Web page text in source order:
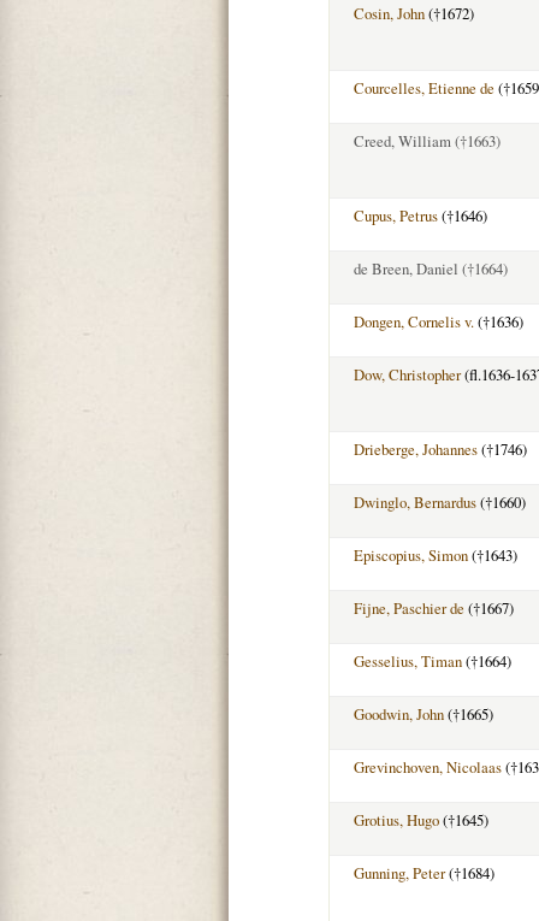
Cosin, John(†1672)
Courcelles, Etienne de
Creed, William(†1663)
Cupus, Petrus(†1646)
de Breen, Daniel (†1664)
Dongen, Cornelis v.(†1636)
Dow, Christopher(fl.1636-
Drieberge, Johannes(†1746)
Dwinglo, Bernardus(†1660)
Episcopius, Simon(†1643)
Fijne, Paschier de (†1667)
Gesselius, Timan(†1664)
Goodwin, John(†1665)
Grevinchoven, Nicolaas
Grotius, Hugo(†1645)
Gunning, Peter(†1684)